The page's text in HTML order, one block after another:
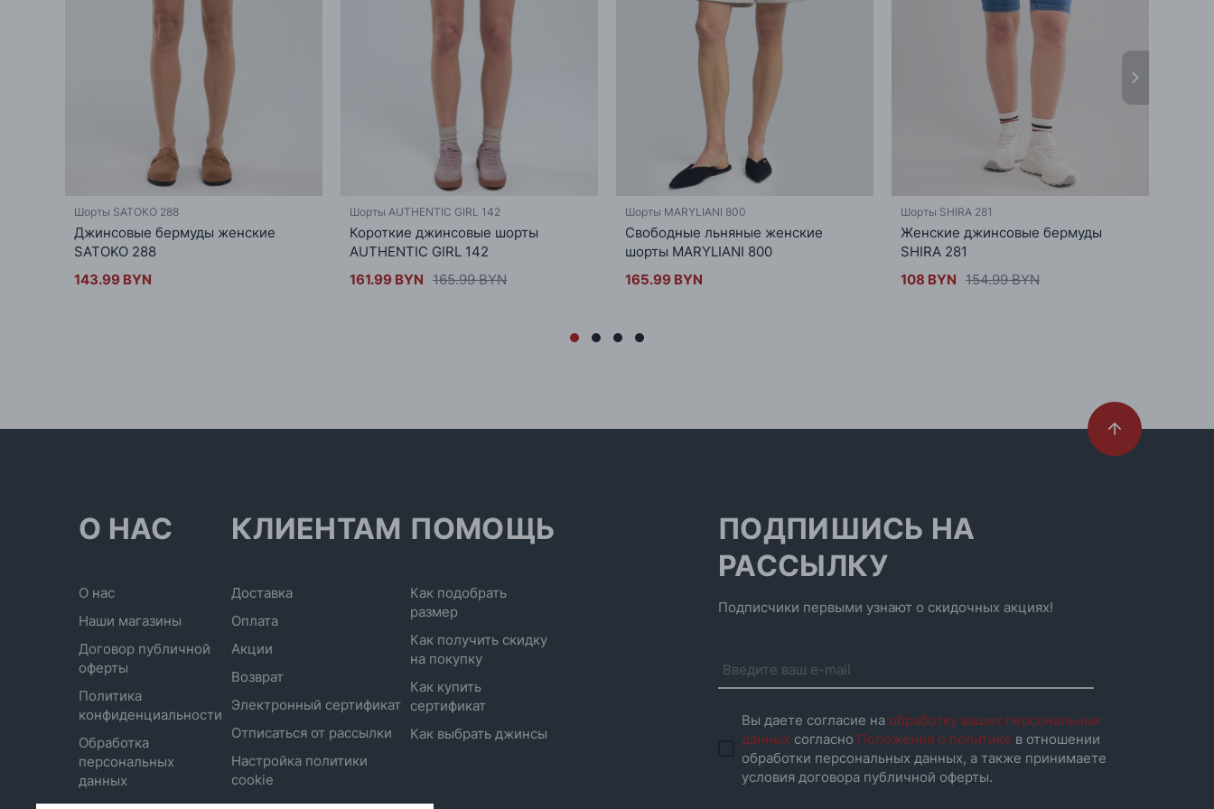
или рубашками оверсайз.
Шорты SATOKO 288
Джинсовые бермуды женские
SATOKO 288
143.99 BYN
Шорты AUTHENTIC GIRL 142
Короткие джинсовые шорты
AUTHENTIC GIRL 142
161.99 BYN 165.99 BYN
Шорты MARYLIANI 800
Свободные льняные женские
шорты MARYLIANI 800
165.99 BYN
Шорты SHIRA 281
Женские джинсовые бермуды
SHIRA 281
108 BYN 154.99 BYN
О НАС
О нас
Наши магазины
Договор публичной
оферты
Политика
конфиденциальности
Обработка
персональных
данных
КЛИЕНТАМ
Доставка
Оплата
Акции
Возврат
Электронный сертификат
Отписаться от рассылки
Настройка политики
cookie
ПОМОЩЬ
Как подобрать
размер
Как получить скидку
на покупку
Как купить
сертификат
Как выбрать джинсы
ПОДПИШИСЬ НА
РАССЫЛКУ
Подписчики первыми узнают о скидочных акциях!
Вы даете согласие на обработку ваших персональных
данных согласно Положения о политике в отношении
обработки персональных данных, а также принимаете
условия договора публичной оферты.